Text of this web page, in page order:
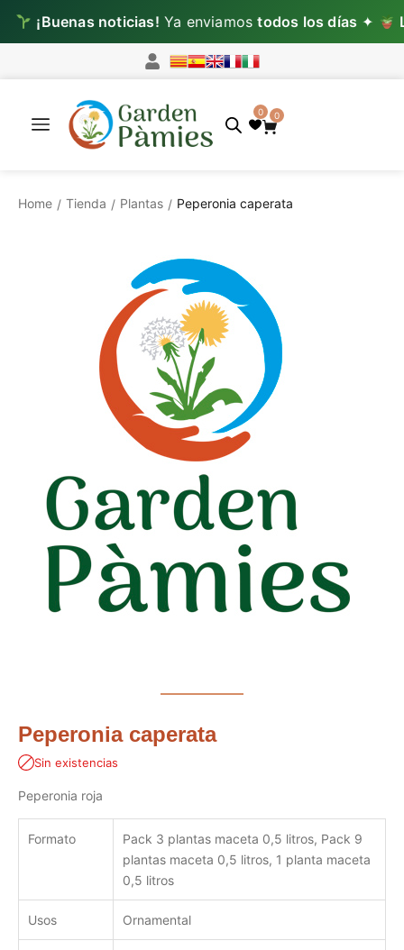
noticias!Ya enviamostodos los días✦
0 0
Home / Tienda / Plantas / Peperonia caperata
Peperonia caperata
Sin existencias
Peperonia roja
Formato
Pack 3 plantas maceta 0,5 litros, Pack 9
plantas maceta 0,5 litros, 1 planta maceta
0,5 litros
Usos Ornamental